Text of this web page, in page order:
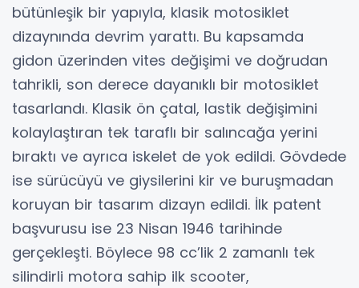
bütünleşik bir yapıyla, klasik motosiklet
dizaynında devrim yarattı. Bu kapsamda
gidon üzerinden vites değişimi ve doğrudan
tahrikli, son derece dayanıklı bir motosiklet
tasarlandı. Klasik ön çatal, lastik değişimini
kolaylaştıran tek taraflı bir salıncağa yerini
bıraktı ve ayrıca iskelet de yok edildi. Gövdede
ise sürücüyü ve giysilerini kir ve buruşmadan
koruyan bir tasarım dizayn edildi. İlk patent
başvurusu ise 23 Nisan 1946 tarihinde
gerçekleşti. Böylece 98 cc’lik 2 zamanlı tek
silindirli motora sahip ilk scooter,